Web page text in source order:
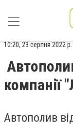
10:20, 23 серпня 2022 р.
компанії
Автополив